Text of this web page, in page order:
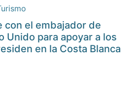
con el embajador de
Unido para apoyar a los
en la Costa Blanca